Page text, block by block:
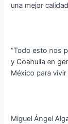
una mejor
“Todo esto nos
y Coahuila en
México para
Miguel Ángel